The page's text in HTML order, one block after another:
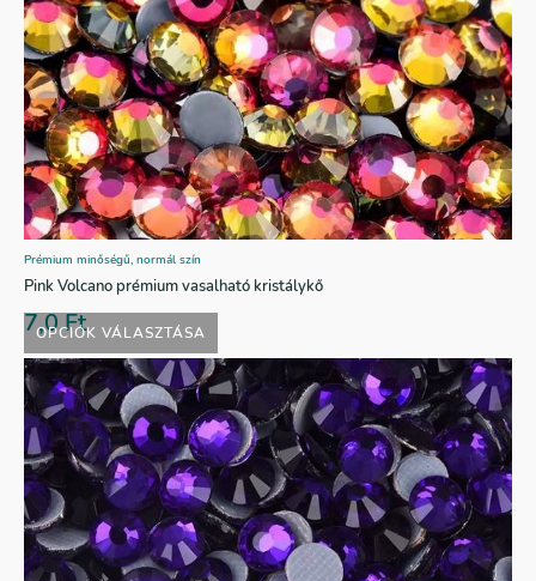
OPCIÓK VÁLASZTÁSA
Prémium minőségű, normál szín
Pink Volcano prémium vasalható kristálykő
7,0Ft